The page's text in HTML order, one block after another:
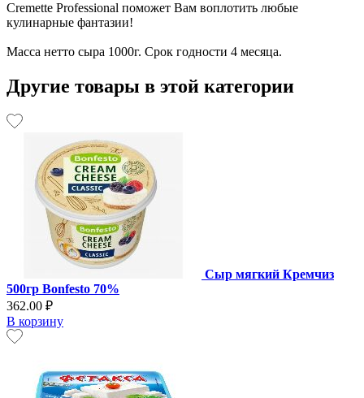
Cremette Professional поможет Вам воплотить любые
кулинарные фантазии!
Масса нетто сыра 1000г. Срок годности 4 месяца.
Другие товары в этой категории
Сыр мягкий Кремчиз
500гр Bonfesto 70%
362.00 ₽
В корзину